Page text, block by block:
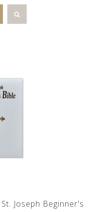
Joseph Beginner's